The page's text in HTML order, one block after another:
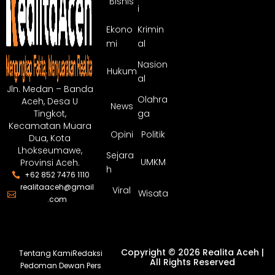
Jln. Medan – Banda
Aceh, Desa U
Tingkot,
Kecamatan Muara
Dua, Kota
Lhokseumawe,
Provinsi Aceh.
+62 852 7476 1110
realitaaceh@gmail
.com
i
Ekono
mi
Krimin
al
Hukum
Nasion
al
News
Olahra
ga
Opini
Politik
Sejara
h
UMKM
Viral Wisata
Tentang KamiRedaksi
Pedoman Dewan Pers
Copyright © 2026 Realita Aceh |
All Rights Reserved